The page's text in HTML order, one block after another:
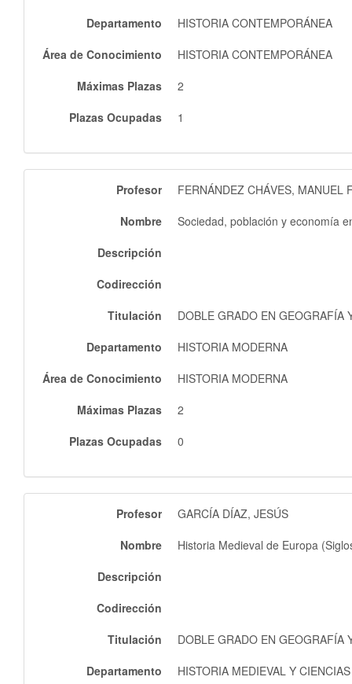
Departamento
HISTORIA CONTEMPORÁNEA
Área de Conocimiento
HISTORIA CONTEMPORÁNEA
Máximas Plazas
2
Plazas Ocupadas
1
Profesor
FERNÁNDEZ CHÁVES, MANUEL
Nombre
Sociedad, población y economía
Descripción
Codirección
Titulación
DOBLE GRADO EN GEOGRAFÍA
Departamento
HISTORIA MODERNA
Área de Conocimiento
HISTORIA MODERNA
Máximas Plazas
2
Plazas Ocupadas
0
Profesor
GARCÍA DÍAZ, JESÚS
Nombre
Historia Medieval de Europa
Descripción
Codirección
Titulación
DOBLE GRADO EN GEOGRAFÍA
Departamento
HISTORIA MEDIEVAL Y